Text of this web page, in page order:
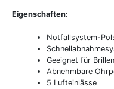
Eigenschaften:
Notfallsystem-
Geeignet für
Abnehmbare
5 Lufteinlässe